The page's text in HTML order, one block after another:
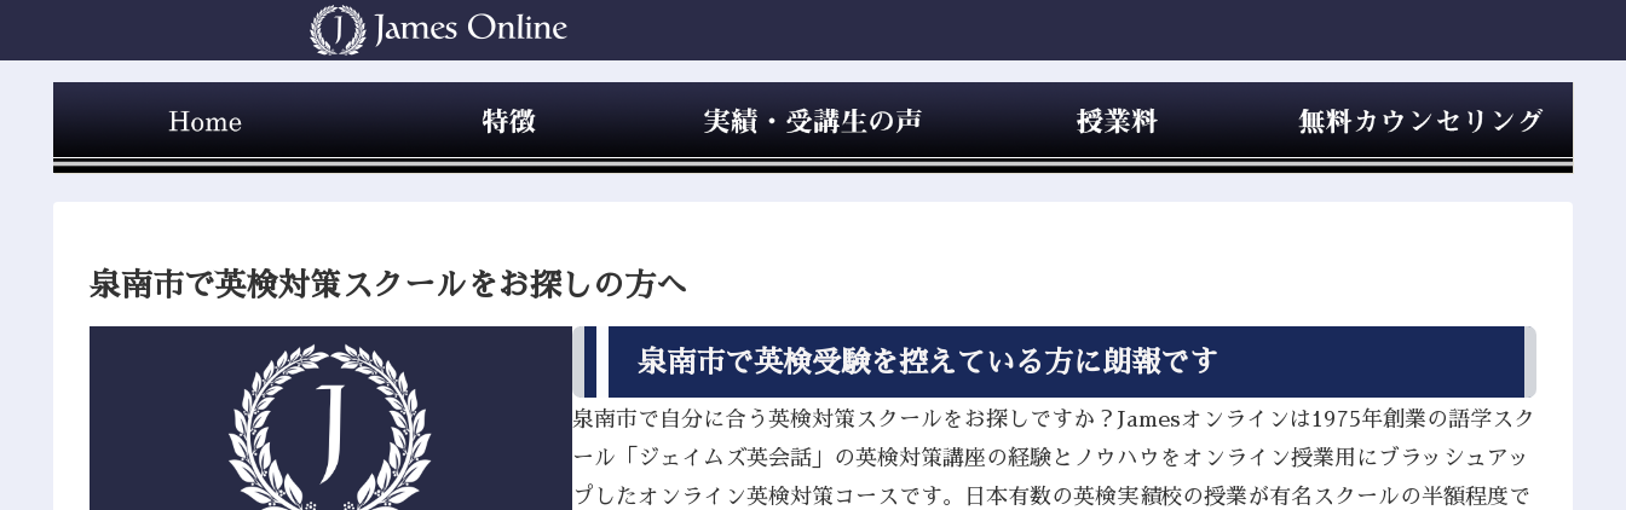
泉南市で英検対策スクールをお探しの方へ
泉南市で英検受験を控えている方に朗報です
泉南市で自分に合う英検対策スクールをお探しですか？Jamesオンラインは1975年創業の語学スク
ール「ジェイムズ英会話」の英検対策講座の経験とノウハウをオンライン授業用にブラッシュアッ
プしたオンライン英検対策コースです。日本有数の英検実績校の授業が有名スクールの半額程度で